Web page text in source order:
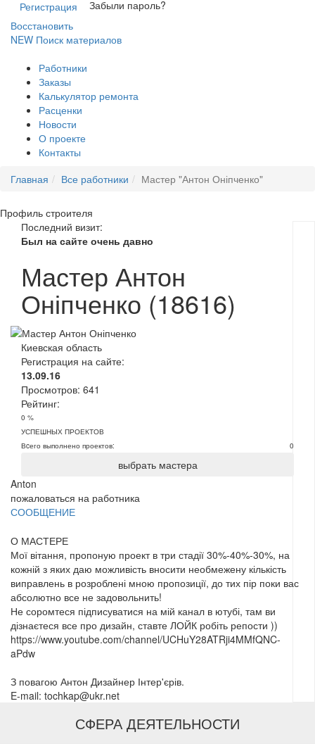
Регистрация
Забыли пароль?
Восстановить
NEW Поиск материалов
Работники
Заказы
Калькулятор ремонта
Расценки
Новости
О проекте
Контакты
Главная
Все работники Мастер "Антон Оніпченко"
Профиль строителя
Последний визит:
Был на сайте очень давно
Мастер Антон
Оніпченко (18616)
Киевская область
Регистрация на сайте:
13.09.16
Просмотров: 641
Рейтинг:
0 %
УСПЕШНЫХ ПРОЕКТОВ
Вcего выполнено проектов:
0
выбрать мастера
Anton
пожаловаться на работника
СООБЩЕНИЕ
О МАСТЕРЕ
Мої вітання, пропоную проект в три стадії 30%-40%-30%, на
кожній з яких даю можливість вносити необмежену кількість
виправлень в розроблені мною пропозиції, до тих пір поки вас
абсолютно все не задовольнить!
Не соромтеся підписуватися на мій канал в ютубі, там ви
дізнаєтеся все про дизайн, ставте ЛОЙК робіть репости ))
https://www.youtube.com/channel/UCHuY28ATRji4MMfQNC-
aPdw
З повагою Антон Дизайнер Інтер'єрів.
E-mail: tochkap@ukr.net
СФЕРА ДЕЯТЕЛЬНОСТИ